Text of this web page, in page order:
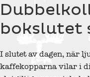
bokslutet
I slutet av dagen, när
kaffekopparna vilar i